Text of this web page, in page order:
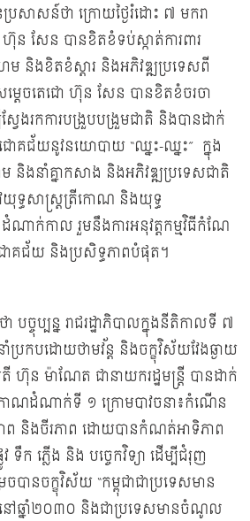
ប្រសាសន៍ថា ក្រោយថ្ងៃរំដោះ ៧ មករា
ន សែន បានខិតខំទប់ស្កាត់ការពារ
ម និងខិតខំស្តារ និងអភិវឌ្ឍប្រទេសពី
តេចតេជោ ហ៊ុន សែន បានខិតខំចរចា
វែងរកការបង្រួបបង្រួមជាតិ និងបានដាក់
ោគជ័យនូវនយោបាយ “ឈ្នះ-ឈ្នះ” ក្នុង
និងនាំគ្នាកសាង និងអភិវឌ្ឍប្រទេសជាតិ
ទ្ធសាស្រ្តត្រីកោណ និងយុទ្ធ
ាក់កាល រួមនឹងការអនុវត្តកម្មវិធីកំណែ
គជ័យ និងប្រសិទ្ធភាពបំផុត។
ា បច្ចុប្បន្ន រាជរដ្ឋាភិបាលក្នុងនីតិកាលទី ៧
ាំប្រកបដោយថាមវ័ន្ត និងចក្ខុវិស័យវែងឆ្ងាយ
ហ៊ុន ម៉ាណែត ជានាយករដ្ឋមន្ត្រី បានដាក់
ោណដំណាក់ទី ១ ក្រោមបាវចនា៖កំណើន
ាព និងចីរភាព ដោយបានកំណត់អាទិភាព
ក ភ្លើង និង បច្ចេកវិទ្យា ដើម្បីជំរុញ
បានចក្ខុវិស័យ “កម្ពុជាជាប្រទេសមាន
ឆ្នាំ២០៣០ និងជាប្រទេសមានចំណូល